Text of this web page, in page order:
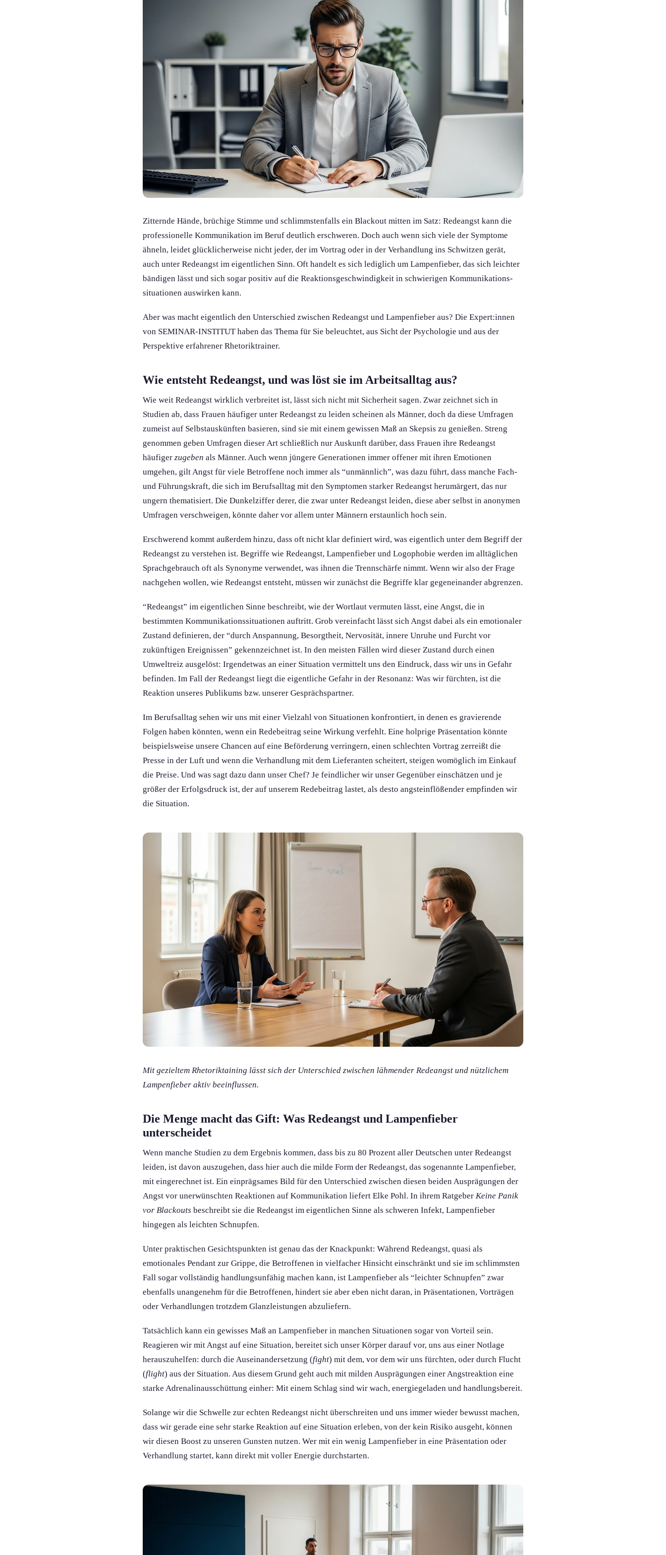
Zitternde Hände, brüchige Stimme und schlimmstenfalls ein Blackout mitten im Satz: Redeangst kann die
professionelle Kommunikation im Beruf deutlich erschweren. Doch auch wenn sich viele der Symptome
ähneln, leidet glücklicherweise nicht jeder, der im Vortrag oder in der Verhandlung ins Schwitzen gerät,
auch unter Redeangst im eigentlichen Sinn. Oft handelt es sich lediglich um Lampenfieber, das sich leichter
bändigen lässt und sich sogar positiv auf die Reaktions­geschwindigkeit in schwierigen Kommunikations­
situation­en auswirken kann.
Aber was macht eigentlich den Unterschied zwischen Redeangst und Lampenfieber aus? Die Expert:innen
von SEMINAR-INSTITUT haben das Thema für Sie beleuchtet, aus Sicht der Psychologie und aus der
Perspektive erfahrener Rhetoriktrainer.
Wie entsteht Redeangst, und was löst sie im Arbeitsalltag aus?
Wie weit Redeangst wirklich verbreitet ist, lässt sich nicht mit Sicherheit sagen. Zwar zeichnet sich in
Studien ab, dass Frauen häufiger unter Redeangst zu leiden scheinen als Männer, doch da diese Umfragen
zumeist auf Selbstauskünften basieren, sind sie mit einem gewissen Maß an Skepsis zu genießen. Streng
genommen geben Umfragen dieser Art schließlich nur Auskunft darüber, dass Frauen ihre Redeangst
häufiger zugeben als Männer. Auch wenn jüngere Generation­en immer offener mit ihren Emotionen
umgehen, gilt Angst für viele Betroffene noch immer als “unmännlich”, was dazu führt, dass manche Fach-
und Führungs­kraft, die sich im Berufsalltag mit den Symptomen starker Redeangst herumärgert, das nur
ungern thematisiert. Die Dunkelziffer derer, die zwar unter Redeangst leiden, diese aber selbst in anonymen
Umfragen verschweigen, könnte daher vor allem unter Männern erstaunlich hoch sein.
Erschwerend kommt außerdem hinzu, dass oft nicht klar definiert wird, was eigentlich unter dem Begriff der
Redeangst zu verstehen ist. Begriffe wie Redeangst, Lampenfieber und Logophobie werden im alltäglichen
Sprachgebrauch oft als Synonyme verwendet, was ihnen die Trennschärfe nimmt. Wenn wir also der Frage
nachgehen wollen, wie Redeangst entsteht, müssen wir zunächst die Begriffe klar gegeneinander abgrenzen.
“Redeangst” im eigentlichen Sinne beschreibt, wie der Wortlaut vermuten lässt, eine Angst, die in
bestimmten Kommunikations­situation­en auftritt. Grob vereinfacht lässt sich Angst dabei als ein emotionaler
Zustand definieren, der “durch Anspannung, Besorgtheit, Nervosität, innere Unruhe und Furcht vor
zukünftigen Ereigniss­en” gekennzeichnet ist. In den meisten Fällen wird dieser Zustand durch einen
Umweltreiz ausgelöst: Irgendetwas an einer Situation vermittelt uns den Eindruck, dass wir uns in Gefahr
befinden. Im Fall der Redeangst liegt die eigentliche Gefahr in der Resonanz: Was wir fürchten, ist die
Reaktion unseres Publikums bzw. unserer Gesprächspartner.
Im Berufsalltag sehen wir uns mit einer Vielzahl von Situationen konfrontiert, in denen es gravierende
Folgen haben könnten, wenn ein Redebeitrag seine Wirkung verfehlt. Eine holprige Präsentation könnte
beispielsweise unsere Chancen auf eine Beförderung verringern, einen schlechten Vortrag zerreißt die
Presse in der Luft und wenn die Verhandlung mit dem Lieferanten scheitert, steigen womöglich im Einkauf
die Preise. Und was sagt dazu dann unser Chef? Je feindlicher wir unser Gegenüber einschätzen und je
größer der Erfolgsdruck ist, der auf unserem Redebeitrag lastet, als desto angsteinflößender empfinden wir
die Situation.
Mit gezieltem Rhetoriktaining lässt sich der Unterschied zwischen lähmender Redeangst und nützlichem
Lampenfieber aktiv beeinflussen.
Die Menge macht das Gift: Was Redeangst und Lampenfieber
unterscheidet
Wenn manche Studien zu dem Ergebnis kommen, dass bis zu 80 Prozent aller Deutschen unter Redeangst
leiden, ist davon auszugehen, dass hier auch die milde Form der Redeangst, das sogenannte Lampenfieber,
mit eingerechnet ist. Ein einprägsames Bild für den Unterschied zwischen diesen beiden Ausprägung­en der
Angst vor unerwünschten Reaktionen auf Kommunikation liefert Elke Pohl. In ihrem Ratgeber Keine Panik
vor Blackouts beschreibt sie die Redeangst im eigentlichen Sinne als schweren Infekt, Lampenfieber
hingegen als leichten Schnupfen.
Unter praktischen Gesichtspunkten ist genau das der Knackpunkt: Während Redeangst, quasi als
emotionales Pendant zur Grippe, die Betroffenen in vielfacher Hinsicht einschränkt und sie im schlimmsten
Fall sogar vollständig handlungs­unfähig machen kann, ist Lampenfieber als “leichter Schnupfen” zwar
ebenfalls unangenehm für die Betroffenen, hindert sie aber eben nicht daran, in Präsentation­en, Vorträgen
oder Verhandlung­en trotzdem Glanzleistung­en abzuliefern.
Tatsächlich kann ein gewisses Maß an Lampenfieber in manchen Situationen sogar von Vorteil sein.
Reagieren wir mit Angst auf eine Situation, bereitet sich unser Körper darauf vor, uns aus einer Notlage
herauszuhelfen: durch die Auseinandersetzung (fight) mit dem, vor dem wir uns fürchten, oder durch Flucht
(flight) aus der Situation. Aus diesem Grund geht auch mit milden Ausprägung­en einer Angstreaktion eine
starke Adrenalinausschüttung einher: Mit einem Schlag sind wir wach, energiegeladen und handlungs­bereit.
Solange wir die Schwelle zur echten Redeangst nicht überschreiten und uns immer wieder bewusst machen,
dass wir gerade eine sehr starke Reaktion auf eine Situation erleben, von der kein Risiko ausgeht, können
wir diesen Boost zu unseren Gunsten nutzen. Wer mit ein wenig Lampenfieber in eine Präsentation oder
Verhandlung startet, kann direkt mit voller Energie durchstarten.